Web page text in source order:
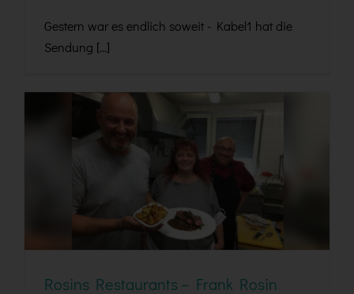
Gestern war es endlich soweit - Kabel1 hat die
Sendung [...]
Rosins Restaurants – Frank Rosin räumt in
Grünenplan auf!
Rosins Restaurants – Frank Rosin